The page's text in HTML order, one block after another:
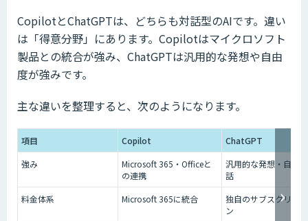
CopilotとChatGPTは、どちらも対話型のAIです。違い
は「得意分野」にあります。Copilotはマイクロソフト
製品との統合が強み、ChatGPTは汎用的な発想や自由
度が強みです。
主な違いを整理すると、次のようになります。
項目 Copilot
ChatGPT
強み
Microsoft 365・Officeと
の連携
汎用的な発想・自由
話
料金体系
Microsoft 365に統合
独自のサブスクリプ
ン